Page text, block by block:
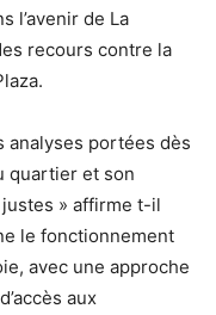
l’avenir de La
recours contre la
analyses portées dès
quartier et son
» affirme t-il
le fonctionnement
avec une approche
aux